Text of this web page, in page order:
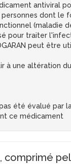
antiviral
personnes dont
(maladie
pour traiter
peut
à une altération
été évalué par
ce médicament
comprimé